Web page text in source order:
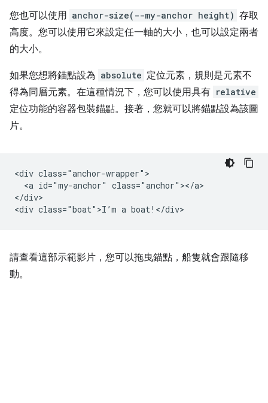
您也可以使用 anchor-size(--my-anchor height) 存取
高度。您可以使用它來設定任一軸的大小，也可以設定兩者
的大小。
如果您想將錨點設為 absolute 定位元素，規則是元素不
得為同層元素。在這種情況下，您可以使用具有 relative
定位功能的容器包裝錨點。接著，您就可以將錨點設為該圖
片。
<div class="anchor-wrapper">
  <a id="my-anchor" class="anchor"></a>
</div>
請查看這部示範影片，您可以拖曳錨點，船隻就會跟隨移
動。